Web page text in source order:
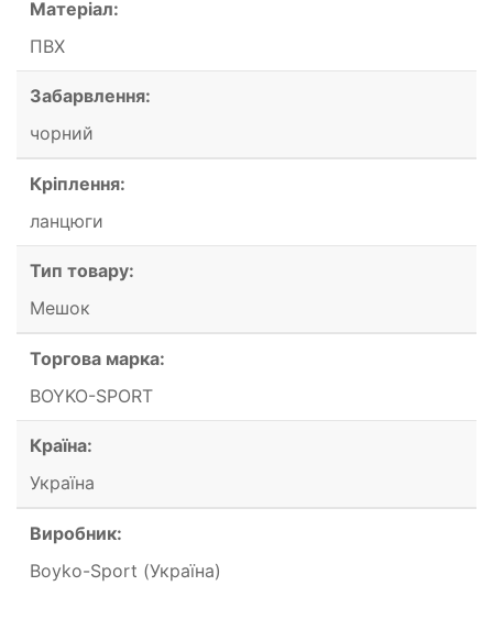
Матеріал:
ПВХ
Забарвлення:
чорний
Кріплення:
ланцюги
Тип товару:
Мешок
Торгова марка:
BOYKO-SPORT
Країна:
Україна
Виробник:
Boyko-Sport (Україна)